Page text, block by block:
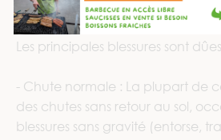
Les principales blessures sont
- Chute normale : La plupart de
des chutes sans retour au sol,
blessures sans gravité (entorse,